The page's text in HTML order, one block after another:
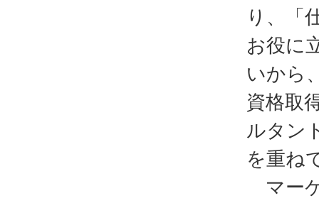
り、「
お役に
いから
資格取
ルタン
を重ね
マー